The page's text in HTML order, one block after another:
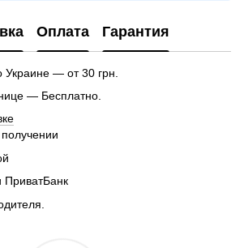
Оплата Гарантия
Украине — от 30 грн.
— Бесплатно.
ПриватБанк